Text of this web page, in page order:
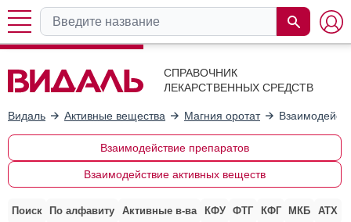
СПРАВОЧНИК
ЛЕКАРСТВЕННЫХ СРЕДСТВ
Видаль Активные вещества Магния оротат
Взаимодействие препаратов
Взаимодействие активных веществ
Поиск По алфавиту Активные в-ва КФУ ФТГ КФГ МКБ АТХ